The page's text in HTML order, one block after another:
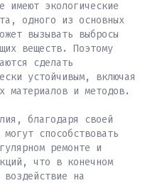
имеют экологические
одного из основных
вызывать выбросы
веществ. Поэтому
сделать
устойчивым, включая
материалов и методов.
благодаря своей
способствовать
ремонте и
что в конечном
на